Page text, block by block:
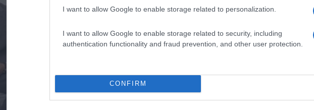
I want to allow Google to enable storage related to personalization.
I want to allow Google to enable storage related to security, including
authentication functionality and fraud prevention, and other user protection.
CONFIRM